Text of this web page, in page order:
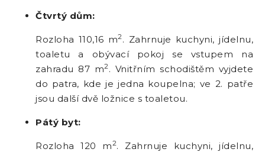
Čtvrtý dům:
Rozloha 110,16 m2. Zahrnuje kuchyni, jídelnu,
toaletu a obývací pokoj se vstupem na
zahradu 87 m2. Vnitřním schodištěm vyjdete
do patra, kde je jedna koupelna; ve 2. patře
jsou další dvě ložnice s toaletou.
Pátý byt:
Rozloha 120 m2. Zahrnuje kuchyni, jídelnu,